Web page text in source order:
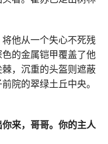
他从一个失心不死残
的金属铠甲覆盖了他
，沉重的头盔则遮蔽
院的翠绿土丘中央。
来，哥哥。你的主人